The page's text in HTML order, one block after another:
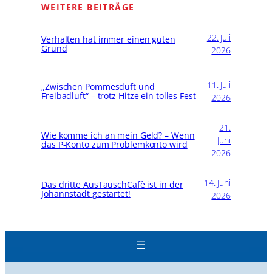
WEITERE BEITRÄGE
Verhalten hat immer einen guten
Grund
22. Juli
2026
„Zwischen Pommesduft und
Freibadluft“ – trotz Hitze ein tolles Fest
11. Juli
2026
Wie komme ich an mein Geld? – Wenn
das P-Konto zum Problemkonto wird
21.
Juni
2026
Das dritte AusTauschCafè ist in der
Johannstadt gestartet!
14. Juni
2026